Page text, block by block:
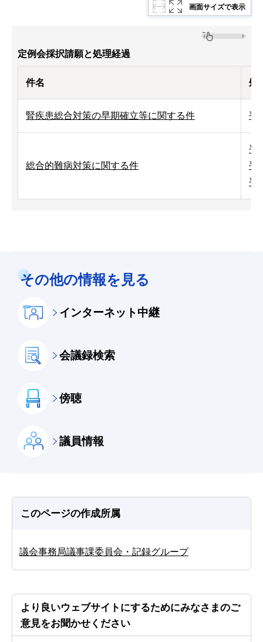
画面サイズで表示
定例会採択請願と処理経過
件名 処
腎疾患総合対策の早期確立等に関する件 平
総合的難病対策に関する件
平
平
平
その他の情報を見る
インターネット中継
会議録検索
傍聴
議員情報
このページの作成所属
議会事務局議事課委員会・記録グループ
より良いウェブサイトにするためにみなさまのご
意見をお聞かせください